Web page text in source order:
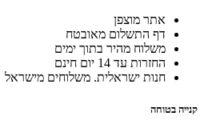
אתר מוצפן
דף התשלום מאובטח
משלוח מהיר בתוך ימים
החזרות עד 14 יום חינם
חנות ישראלית. משלוחים מישראל
קנייה בטוחה